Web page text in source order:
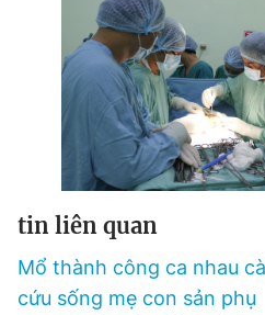
Đọc Thanh Niên trên điện
Theo dõi báo trên
0906 645 777
tin liên quan
Mổ thành công ca nhau
cứu sống mẹ con sản phụ